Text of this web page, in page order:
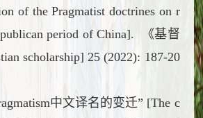
of the Pragmatist doctrines on r
period of China]. 《基督
scholarship] 25 (2022): 187-20
中文译名的变迁” [The c